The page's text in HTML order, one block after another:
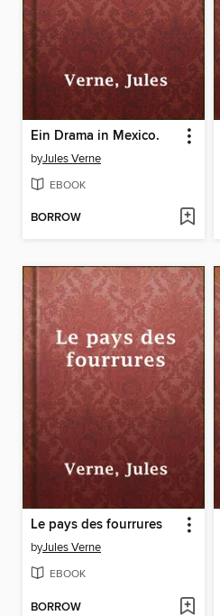
Ein Drama in Mexico.
byJules Verne
EBOOK
BORROW
Le pays des fourrures
byJules Verne
EBOOK
BORROW